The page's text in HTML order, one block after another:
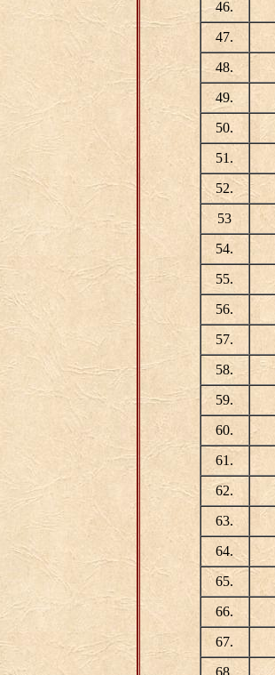
46.
47.
48.
49.
50.
51.
52.
53
54.
55.
56.
57.
58.
59.
60.
61.
62.
63.
64.
65.
66.
67.
68.